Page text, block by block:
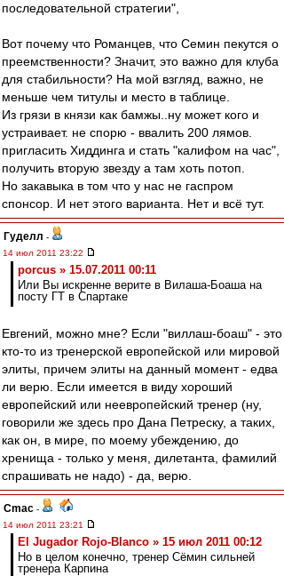
последовательной стратегии",
Вот почему что Романцев, что Семин пекутся о
преемственности? Значит, это важно для клуба
для стабильности? На мой взгляд, важно, не
меньше чем титулы и место в таблице.
Из грязи в князи как бамжы..ну может кого и
устраивает. не спорю - ввалить 200 лямов.
пригласить Хиддинга и стать "калифом на час",
получить вторую звезду а там хоть потоп.
Но закавыка в том что у нас не гаспром
спонсор. И нет этого варианта. Нет и всё тут.
Гуделл -
14 июл 2011 23:22
porcus » 15.07.2011 00:11
Или Вы искренне верите в Вилаша-Боаша на
посту ГТ в Спартаке
Евгений, можно мне? Если "виллаш-боаш" - это
кто-то из тренерской европейской или мировой
элиты, причем элиты на данный момент - едва
ли верю. Если имеется в виду хороший
европейский или неевропейский тренер (ну,
говорили же здесь про Дана Петреску, а таких,
как он, в мире, по моему убеждению, до
хренища - только у меня, дилетанта, фамилий
спрашивать не надо) - да, верю.
Cmac -
14 июл 2011 23:21
El Jugador Rojo-Blanco » 15 июл 2011 00:12
Но в целом конечно, тренер Сёмин сильней
тренера Карпина